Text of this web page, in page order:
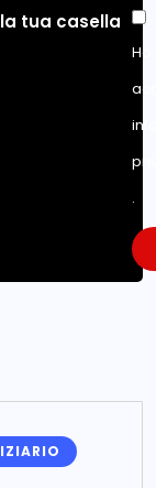
tua casella
.